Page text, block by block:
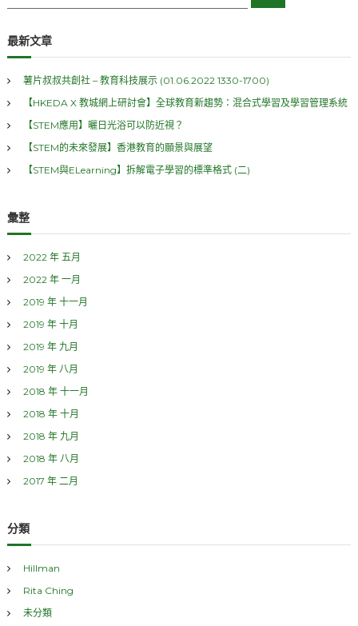
e
r
c
f
o
r
最新文章
薯片叔叔共創社 – 教育科技展示 (01.06.2022 1330-1700)
【HKEDA X 教城網上研討會】全球教育新趨勢：混合式學習及學習管理系統
【STEM應用】曬日光浴可以防近視？
【STEM的未來發展】香港教育的願景與展望
【STEM與ELearning】拆解電子學習的標準格式 (二)
彙整
2022 年 五月
2022 年 一月
2019 年 十一月
2019 年 十月
2019 年 九月
2019 年 八月
2018 年 十一月
2018 年 十月
2018 年 九月
2018 年 八月
2017 年 二月
分類
Hillman
Rita Ching
未分類